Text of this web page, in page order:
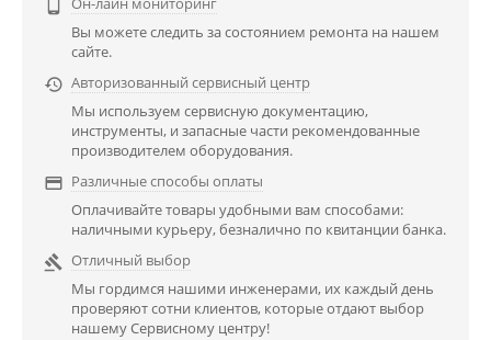

Вы можете следить за состоянием ремонта на нашем
сайте.
 Авторизованный сервисный центр
Мы используем сервисную документацию,
инструменты, и запасные части рекомендованные
производителем оборудования.
 Различные способы оплаты
Оплачивайте товары удобными вам способами:
наличными курьеру, безналично по квитанции банка.
 Отличный выбор
Мы гордимся нашими инженерами, их каждый день
проверяют сотни клиентов, которые отдают выбор
нашему Сервисному центру!